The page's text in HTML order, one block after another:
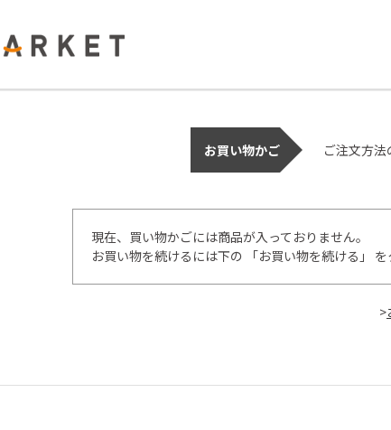
お買い物かご ご注文方法
現在、買い物かごには商品が入っておりません。
お買い物を続けるには下の 「お買い物を続ける」 を
>